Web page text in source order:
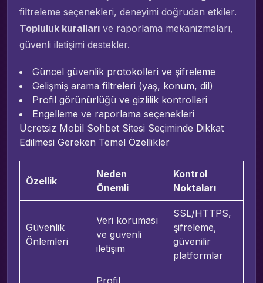
filtreleme seçenekleri, deneyimi doğrudan etkiler.
Topluluk kuralları ve raporlama mekanizmaları,
güvenli iletişimi destekler.
Güncel güvenlik protokolleri ve şifreleme
Gelişmiş arama filtreleri (yaş, konum, dil)
Profil görünürlüğü ve gizlilik kontrolleri
Engelleme ve raporlama seçenekleri
Ücretsiz Mobil Sohbet Sitesi Seçiminde Dikkat
Edilmesi Gereken Temel Özellikler
Özellik
Neden
Önemli
Kontrol
Noktaları
Güvenlik
Önlemleri
Veri koruması
ve güvenli
iletişim
SSL/HTTPS,
şifreleme,
güvenilir
platformlar
Profil